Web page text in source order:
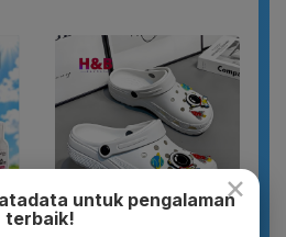
×
untuk pengalaman
terbaik!